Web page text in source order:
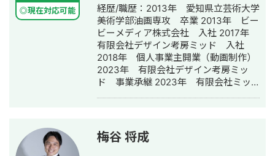
◎現在対応可能
経歴/職歴：2013年 愛知県立芸術大学
美術学部油画専攻 卒業 2013年 ビー
ビーメディア株式会社 入社 2017年
有限会社デザイン考房ミッド 入社
2018年 個人事業主開業（動画制作）
2023年 有限会社デザイン考房ミッ
ド 事業承継 2023年 有限会社ミッ
梅谷 将成